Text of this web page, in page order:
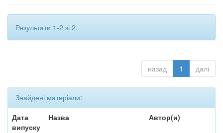
Результати 1-2 зі 2.
назад 1 далі
Знайдені матеріали:
Дата
випуску
Назва Автор(и)